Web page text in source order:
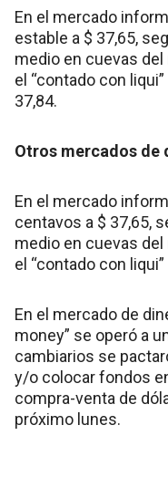
En el mercado
estable a $ 37,65,
medio en cuevas
el “contado con
37,84.
Otros mercados de
En el mercado
centavos a $ 37,65,
medio en cuevas
el “contado con
En el mercado de
money” se operó a
cambiarios se
y/o colocar fondos
compra-venta de
próximo lunes.